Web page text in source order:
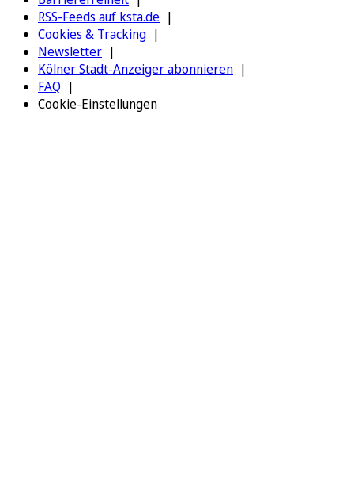
RSS-Feeds auf ksta.de
Cookies & Tracking
Newsletter
Kölner Stadt-Anzeiger abonnieren
FAQ
Cookie-Einstellungen